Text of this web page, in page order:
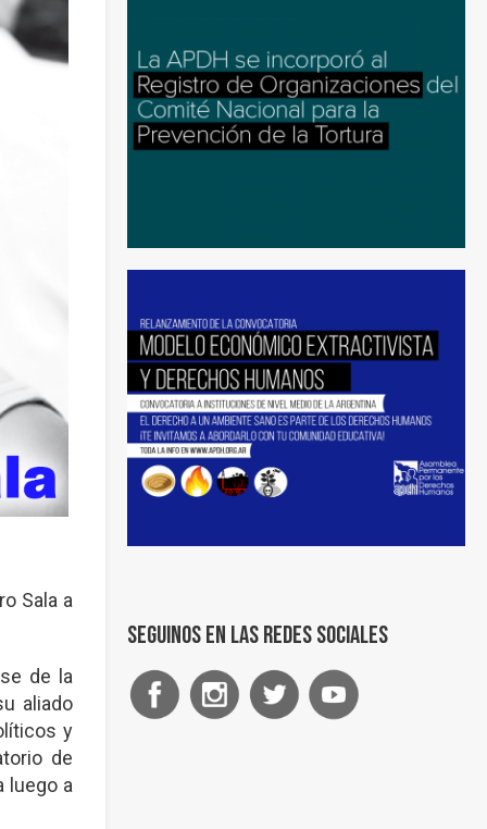
Sala a
de la
aliado
y
de
luego a
Seguinos en las redes sociales